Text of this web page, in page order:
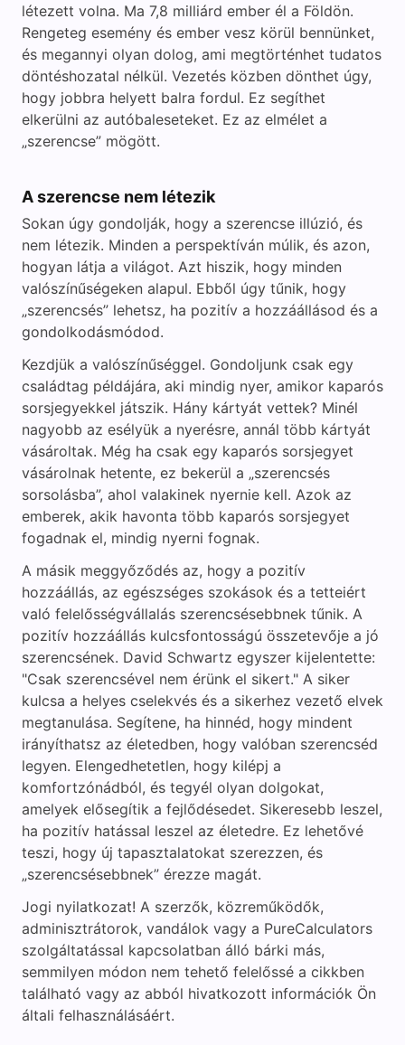
létezett volna. Ma 7,8 milliárd ember él a Földön.
Rengeteg esemény és ember vesz körül bennünket,
és megannyi olyan dolog, ami megtörténhet tudatos
döntéshozatal nélkül. Vezetés közben dönthet úgy,
hogy jobbra helyett balra fordul. Ez segíthet
elkerülni az autóbaleseteket. Ez az elmélet a
„szerencse” mögött.
A szerencse nem létezik
Sokan úgy gondolják, hogy a szerencse illúzió, és
nem létezik. Minden a perspektíván múlik, és azon,
hogyan látja a világot. Azt hiszik, hogy minden
valószínűségeken alapul. Ebből úgy tűnik, hogy
„szerencsés” lehetsz, ha pozitív a hozzáállásod és a
gondolkodásmódod.
Kezdjük a valószínűséggel. Gondoljunk csak egy
családtag példájára, aki mindig nyer, amikor kaparós
sorsjegyekkel játszik. Hány kártyát vettek? Minél
nagyobb az esélyük a nyerésre, annál több kártyát
vásároltak. Még ha csak egy kaparós sorsjegyet
vásárolnak hetente, ez bekerül a „szerencsés
sorsolásba”, ahol valakinek nyernie kell. Azok az
emberek, akik havonta több kaparós sorsjegyet
fogadnak el, mindig nyerni fognak.
A másik meggyőződés az, hogy a pozitív
hozzáállás, az egészséges szokások és a tetteiért
való felelősségvállalás szerencsésebbnek tűnik. A
pozitív hozzáállás kulcsfontosságú összetevője a jó
szerencsének. David Schwartz egyszer kijelentette:
"Csak szerencsével nem érünk el sikert." A siker
kulcsa a helyes cselekvés és a sikerhez vezető elvek
megtanulása. Segítene, ha hinnéd, hogy mindent
irányíthatsz az életedben, hogy valóban szerencséd
legyen. Elengedhetetlen, hogy kilépj a
komfortzónádból, és tegyél olyan dolgokat,
amelyek elősegítik a fejlődésedet. Sikeresebb leszel,
ha pozitív hatással leszel az életedre. Ez lehetővé
teszi, hogy új tapasztalatokat szerezzen, és
„szerencsésebbnek” érezze magát.
Jogi nyilatkozat! A szerzők, közreműködők,
adminisztrátorok, vandálok vagy a PureCalculators
szolgáltatással kapcsolatban álló bárki más,
semmilyen módon nem tehető felelőssé a cikkben
található vagy az abból hivatkozott információk Ön
általi felhasználásáért.